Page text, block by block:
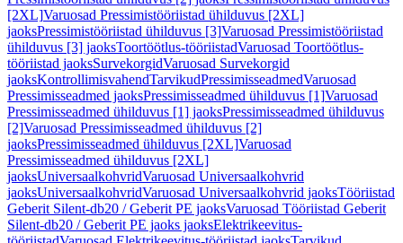
[2XL]Varuosad Pressimistööriistad ühilduvus [2XL]
jaoksPressimistööriistad ühilduvus [3]Varuosad Pressimistööriistad
ühilduvus [3] jaoksToortöötlus-tööriistadVaruosad Toortöötlus-
tööriistad jaoksSurvekorgidVaruosad Survekorgid
jaoksKontrollimisvahendTarvikudPressimisseadmedVaruosad
Pressimisseadmed jaoksPressimisseadmed ühilduvus [1]Varuosad
Pressimisseadmed ühilduvus [1] jaoksPressimisseadmed ühilduvus
[2]Varuosad Pressimisseadmed ühilduvus [2]
jaoksPressimisseadmed ühilduvus [2XL]Varuosad
Pressimisseadmed ühilduvus [2XL]
jaoksUniversaalkohvridVaruosad Universaalkohvrid
jaoksUniversaalkohvridVaruosad Universaalkohvrid jaoksTööriistad
Geberit Silent-db20 / Geberit PE jaoksVaruosad Tööriistad Geberit
Silent-db20 / Geberit PE jaoks jaoksElektrikeevitus-